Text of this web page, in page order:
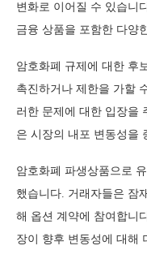
변화로 이어질 수 있습니
금융 상품을 포함한 다양
암호화폐 규제에 대한 후
촉진하거나 제한을 가할
러한 문제에 대한 입장을
은 시장의 내포 변동성을
암호화폐 파생상품으로
했습니다. 거래자들은 잠
해 옵션 계약에 참여합니
장이 향후 변동성에 대해